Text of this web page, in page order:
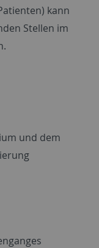
kann
Stellen im
und dem